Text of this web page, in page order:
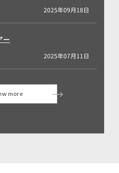
2025年09月18日
ー
2025年07月11日
more